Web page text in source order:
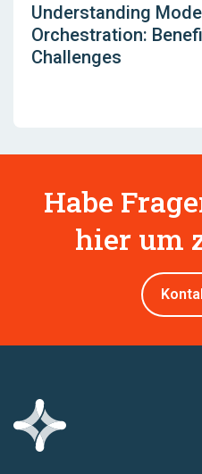
Understanding
Orchestration:
Challenges
Habe
hier um